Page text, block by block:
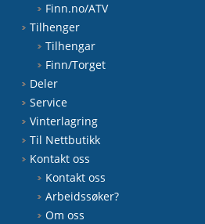
Finn.no/ATV
Tilhenger
Tilhengar
Finn/Torget
Deler
Service
Vinterlagring
Til Nettbutikk
Kontakt oss
Kontakt oss
Arbeidssøker?
Om oss